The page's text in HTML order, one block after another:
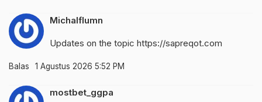
Michalflumn
Updates on the topic https://sapreqot.com
Balas 1 Agustus 2026 5:52 PM
mostbet_ggpa